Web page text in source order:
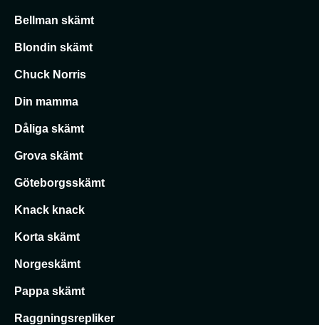
Bellman skämt
Blondin skämt
Chuck Norris
Din mamma
Dåliga skämt
Grova skämt
Göteborgsskämt
Knack knack
Korta skämt
Norgeskämt
Pappa skämt
Raggningsrepliker